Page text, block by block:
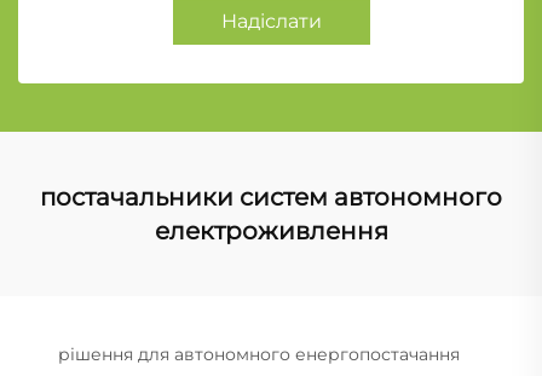
Надіслати
постачальники систем автономного
електроживлення
рішення для автономного енергопостачання